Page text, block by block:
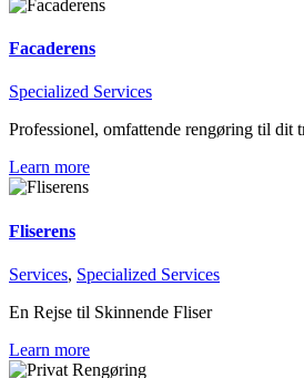
Facaderens
Specialized Services
Professionel, omfattende rengøring til dit
Learn more
Fliserens
Services, Specialized Services
En Rejse til Skinnende Fliser
Learn more